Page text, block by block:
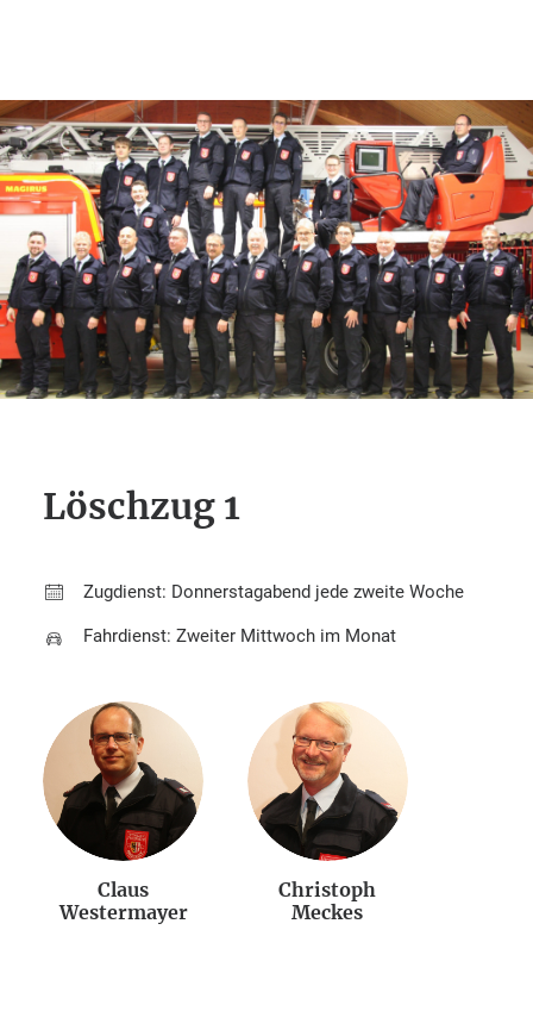
Löschzug 1
Zugdienst: Donnerstagabend jede zweite Woche
Fahrdienst: Zweiter Mittwoch im Monat
Claus
Westermayer
Christoph
Meckes